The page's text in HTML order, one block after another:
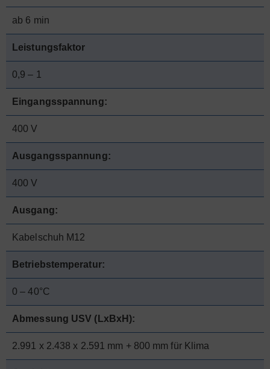
ab 6 min
Leistungsfaktor
0,9 – 1
Eingangsspannung:
400 V
Ausgangsspannung:
400 V
Ausgang:
Kabelschuh M12
Betriebstemperatur:
0 – 40°C
Abmessung USV (LxBxH):
2.991 x 2.438 x 2.591 mm + 800 mm für Klima